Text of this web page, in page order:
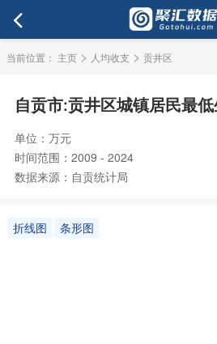
当前位置： 主页 > 人均收支 > 贡井区
自贡市:贡井区城镇居民最
单位：万元
时间范围：2009 - 2024
数据来源：自贡统计局
折线图 条形图